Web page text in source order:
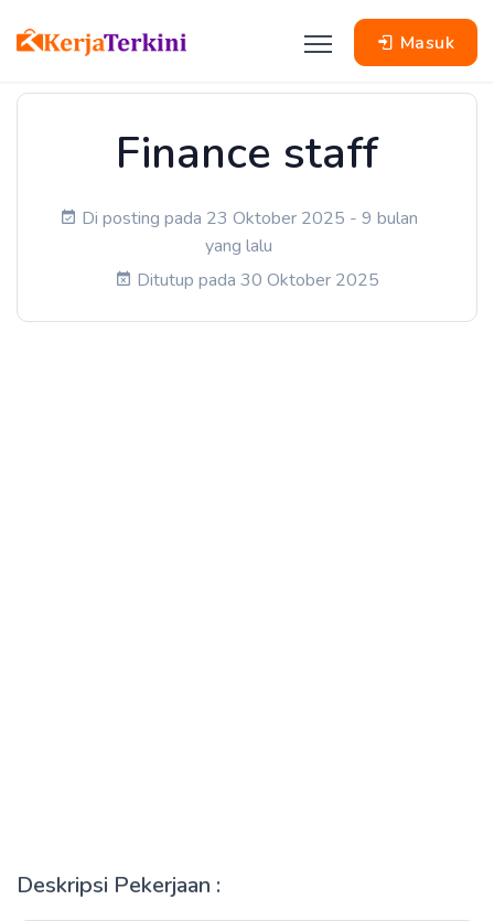
Masuk
Finance staff
Di posting pada 23 Oktober 2025 - 9 bulan
yang lalu
Ditutup pada 30 Oktober 2025
Deskripsi Pekerjaan :